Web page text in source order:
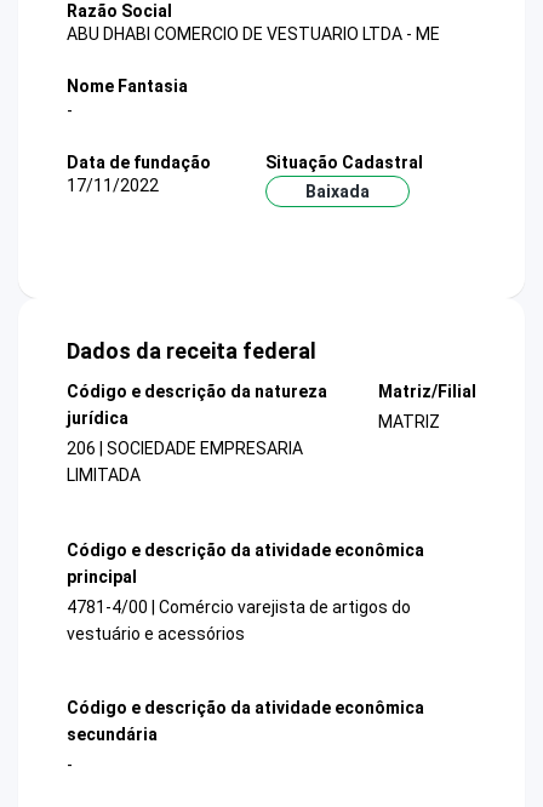
Razão Social
ABU DHABI COMERCIO DE VESTUARIO LTDA - ME
Nome Fantasia
-
Data de fundação
17/11/2022
Situação Cadastral
Baixada
Dados da receita federal
Código e descrição da natureza
jurídica
206 | SOCIEDADE EMPRESARIA
LIMITADA
Matriz/Filial
MATRIZ
Código e descrição da atividade econômica
principal
4781-4/00 | Comércio varejista de artigos do
vestuário e acessórios
Código e descrição da atividade econômica
secundária
-